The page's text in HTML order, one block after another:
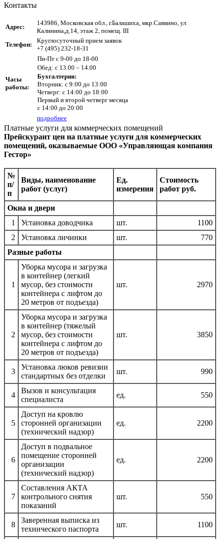
Контакты
Адрес:
143986, Московская обл., г.Балашиха, мкр.Саввино, ул
Калинина,д.14, этаж 2, помещ. III
Телефон:
Круглосуточный прием заявок
+7 (495) 232-18-31
Часы
работы:
Пн-Пт с 9-00 до 18-00
Обед: с 13.00 – 14.00
Бухгалтерия:
Вторник: с 9:00 до 13:00
Четверг: с 14:00 до 18:00
Первый и второй четверг месяца
с 14:00 до 20:00
подробнее
Платные услуги для коммерческих помещений
Прейскурант цен на платные услуги для коммерческих
помещений, оказываемые ООО «Управляющая компания
Гестор»
№
п/
п
Виды, наименование
работ (услуг)
Ед.
измерения
Стоимость
работ руб.
Окна и двери
1
Установка доводчика шт.
1100
2
Установка личинки шт.
770
Разные работы
1
Уборка мусора и загрузка
в контейнер (легкий
мусор, без стоимости
контейнера с лифтом до
20 метров от подъезда)
шт. 2970
2
Уборка мусора и загрузка
в контейнер (тяжелый
мусор, без стоимости
контейнера с лифтом до
20 метров от подъезда)
шт. 3850
3
Установка люков ревизии
стандартных без отделки
шт. 990
4
Вызов и консультация
специалиста
ед. 550
5
Доступ на кровлю
сторонней организации
(технический надзор)
ед. 2200
6
Доступ в подвальное
помещение сторонней
организации
(технический надзор)
ед. 2200
7
Составления АКТА
контрольного снятия
показаний
шт. 550
8
Заверенная выписка из
технического паспорта
шт. 1100